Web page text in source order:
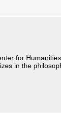
for
in the